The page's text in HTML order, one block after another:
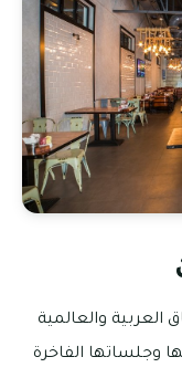
والعالمية
وجلساتها الفاخرة